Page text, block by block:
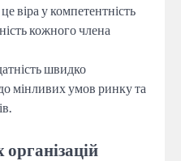
віра у компетентність
кожного члена
швидко
мінливих умов ринку та